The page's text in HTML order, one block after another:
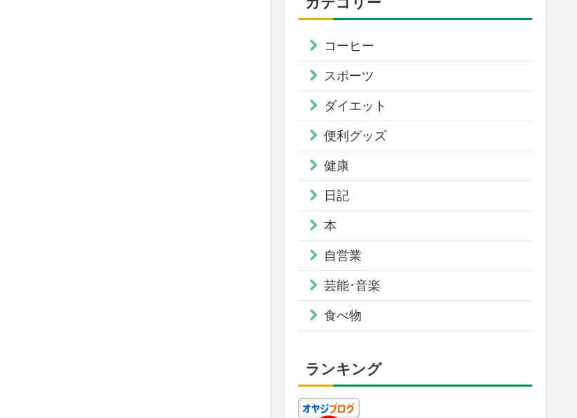
コーヒー
スポーツ
ダイエット
便利グッズ
健康
日記
本
自営業
芸能･音楽
食べ物
ランキング